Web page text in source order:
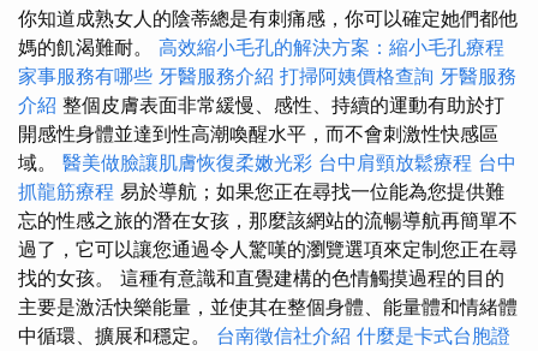
你知道成熟女人的陰蒂總是有刺痛感，你可以確定她們都他
媽的飢渴難耐。 高效縮小毛孔的解決方案：縮小毛孔療程
家事服務有哪些 牙醫服務介紹 打掃阿姨價格查詢 牙醫服務
介紹 整個皮膚表面非常緩慢、感性、持續的運動有助於打
開感性身體並達到性高潮喚醒水平，而不會刺激性快感區
域。 醫美做臉讓肌膚恢復柔嫩光彩 台中肩頸放鬆療程 台中
抓龍筋療程 易於導航；如果您正在尋找一位能為您提供難
忘的性感之旅的潛在女孩，那麼該網站的流暢導航再簡單不
過了，它可以讓您通過令人驚嘆的瀏覽選項來定制您正在尋
找的女孩。 這種有意識和直覺建構的色情觸摸過程的目的
主要是激活快樂能量，並使其在整個身體、能量體和情緒體
中循環、擴展和穩定。 台南徵信社介紹 什麼是卡式台胞證